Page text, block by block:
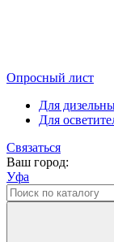
Опросный лист
Для
Для
Связаться
Ваш город:
Уфа